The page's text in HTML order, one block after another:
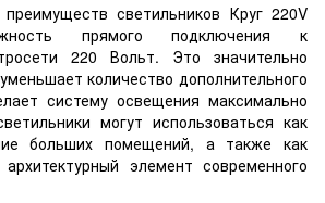
светильников Круг 220V
прямого подключения к
220 Вольт. Это значительно
количество дополнительного
систему освещения максимально
могут использоваться как
больших помещений, а также как
элемент современного